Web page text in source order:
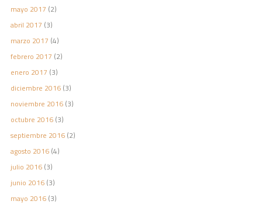
mayo 2017 (2)
abril 2017 (3)
marzo 2017 (4)
febrero 2017 (2)
enero 2017 (3)
diciembre 2016(3)
noviembre 2016(3)
octubre 2016(3)
septiembre 2016(2)
agosto 2016(4)
julio 2016(3)
junio 2016(3)
mayo 2016(3)